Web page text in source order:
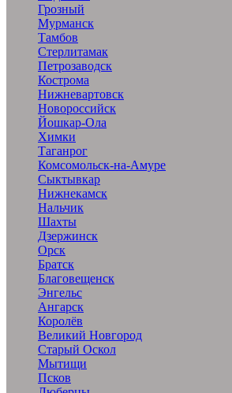
Грозный
Мурманск
Тамбов
Стерлитамак
Петрозаводск
Кострома
Нижневартовск
Новороссийск
Йошкар-Ола
Химки
Таганрог
Комсомольск-на-Амуре
Сыктывкар
Нижнекамск
Нальчик
Шахты
Дзержинск
Орск
Братск
Благовещенск
Энгельс
Ангарск
Королёв
Великий Новгород
Старый Оскол
Мытищи
Псков